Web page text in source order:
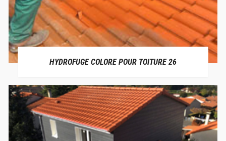
HYDROFUGE COLORE POUR TOITURE 26